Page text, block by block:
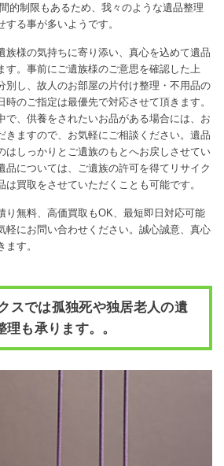
的制限もあるため、我々のような遺品整理
る事が多いようです。
族様の気持ちに寄り添い、真心を込めて遺品
す。事前にご遺族様のご意思を確認した上
別し、故人のお部屋の片付け整理・不用品の
のご指定は最優先で対応させて頂きます。
で、供養をされたいお品がある場合には、お
きますので、お気軽にご相談ください。遺品
はしっかりとご遺族のもとへお戻しさせてい
品については、ご遺族の許可を得てリサイク
買取をさせていただくことも可能です。
り無料、高価買取もOK、最短即日対応可能
軽にお問い合わせください。誠心誠意、真心
す。
スでは孤独死や独居老人の遺
理も承ります。。